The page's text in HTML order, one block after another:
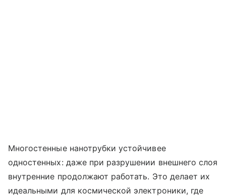
Многостенные нанотрубки устойчивее
одностенных: даже при разрушении внешнего слоя
внутренние продолжают работать. Это делает их
идеальными для космической электроники, где